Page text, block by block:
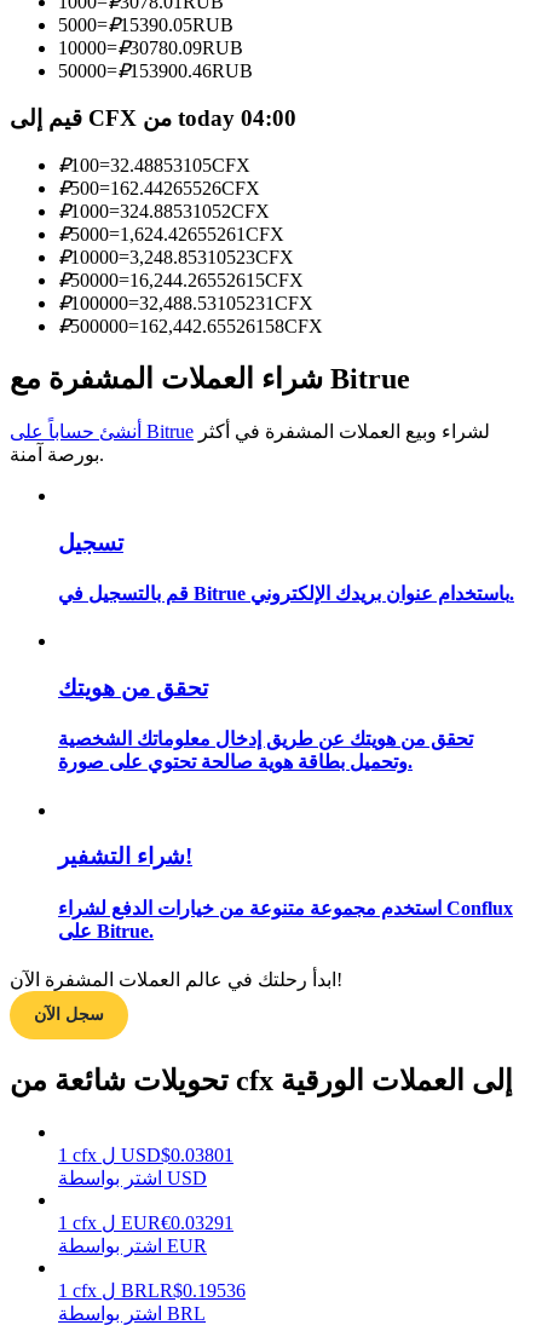
كن متداول نسخ
تحليل البيانات الضخمة بما في ذلك المعلومات التجارية، وما
دليل المبتدئين للعقود الآجلة
تعلم كيفية البقاء مربحة
يكسب
5000=₽15390.05RUB
10000=₽30780.09RUB
50000=₽153900.46RUB
قيم إلى CFX من today 04:00
₽100=32.48853105CFX
₽500=162.44265526CFX
₽1000=324.88531052CFX
₽5000=1,624.42655261CFX
₽10000=3,248.85310523CFX
₽50000=16,244.26552615CFX
₽100000=32,488.53105231CFX
₽500000=162,442.65526158CFX
شراء العملات المشفرة مع Bitrue
أنشئ حساباً على Bitrue
بورصة آمنة.
تسجيل
قم بالتسجيل في Bitrue باستخدام عنوان بريدك الإلكتروني.
تحقق من هويتك
تحقق من هويتك عن طريق إدخال معلوماتك الشخصية
وتحميل بطاقة هوية صالحة تحتوي على صورة.
شراء التشفير!
استخدم مجموعة متنوعة من خيارات الدفع لشراء Conflux
على Bitrue.
ابدأ رحلتك في عالم العملات المشفرة الآن!
سجل الآن
تحويلات شائعة من cfx إلى العملات الورقية
1 cfx ل USD$0.03801
اشتر بواسطة USD
1 cfx ل EUR€0.03291
اشتر بواسطة EUR
1 cfx ل BRLR$0.19536
اشتر بواسطة BRL